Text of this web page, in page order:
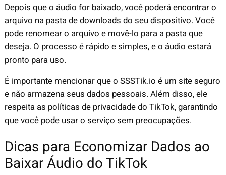
Depois que o áudio for baixado, você poderá encontrar o
arquivo na pasta de downloads do seu dispositivo. Você
pode renomear o arquivo e movê-lo para a pasta que
deseja. O processo é rápido e simples, e o áudio estará
pronto para uso.
É importante mencionar que o SSSTik.io é um site seguro
e não armazena seus dados pessoais. Além disso, ele
respeita as políticas de privacidade do TikTok, garantindo
que você pode usar o serviço sem preocupações.
Dicas para Economizar Dados ao
Baixar Áudio do TikTok